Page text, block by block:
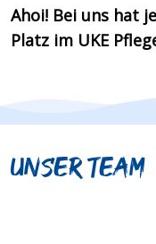
Ahoi! Bei uns hat
Platz im UKE
Unser Team